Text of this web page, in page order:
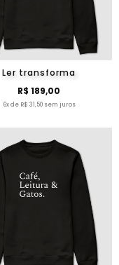
Ler transforma
R$ 189,00
6x de R$ 31,50 sem juros